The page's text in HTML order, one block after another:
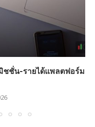
ชชั่น-รายได้แพลตฟอร์ม